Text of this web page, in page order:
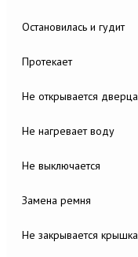
Остановилась и гудит
Протекает
Не открывается дверца
Не нагревает воду
Не выключается
Замена ремня
Не закрывается крышка